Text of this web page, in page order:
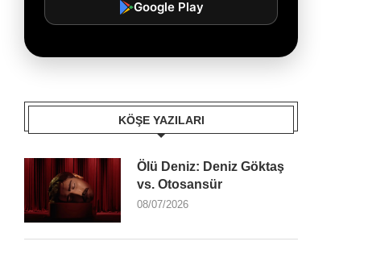
Google Play
KÖŞE YAZILARI
Ölü Deniz: Deniz Göktaş
vs. Otosansür
08/07/2026